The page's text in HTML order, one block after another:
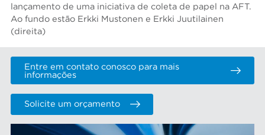
lançamento de uma iniciativa de coleta de papel na AFT.
Ao fundo estão Erkki Mustonen e Erkki Juutilainen
(direita)
Entre em contato conosco para mais
informações
Solicite um orçamento